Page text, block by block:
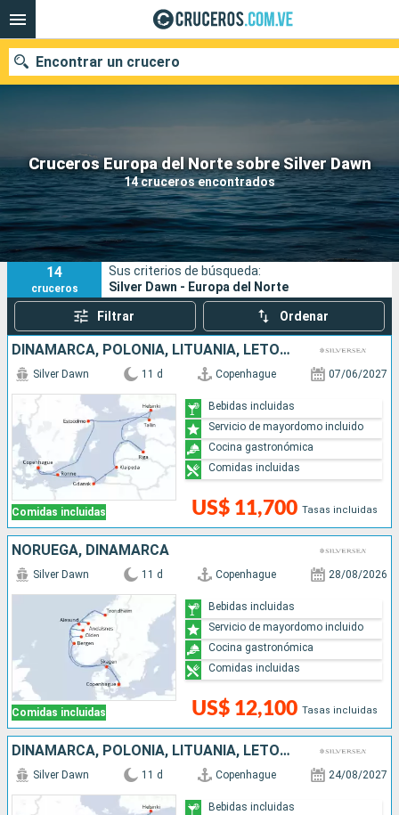
Cruceros Europa del Norte sobre Silver Dawn
14 cruceros encontrados
Encontrar un crucero
Nuestros destinos
Fecha de salida
Puertos Compañías
Buscar
14
cruceros
Sus criterios de búsqueda:
Silver Dawn - Europa del Norte
Filtrar Ordenar
DINAMARCA, POLONIA, LITUANIA, LETONIA, FINLANDIA, ESTONIA, SUECIA
Comidas incluidas
Silver Dawn 11 d Copenhague 07/06/2027
US$ 11,700 Tasas incluidas
Bebidas incluidas
Servicio de mayordomo incluido
Cocina gastronómica
Comidas incluidas
NORUEGA, DINAMARCA
Comidas incluidas
Silver Dawn 11 d Copenhague 28/08/2026
US$ 12,100 Tasas incluidas
Bebidas incluidas
Servicio de mayordomo incluido
Cocina gastronómica
Comidas incluidas
DINAMARCA, POLONIA, LITUANIA, LETONIA, ESTONIA, FINLANDIA, SUECIA
Silver Dawn 11 d Copenhague 24/08/2027
Bebidas incluidas